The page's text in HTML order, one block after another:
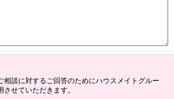
相談に対するご回答のためにハウスメイトグルー
せていただきます。